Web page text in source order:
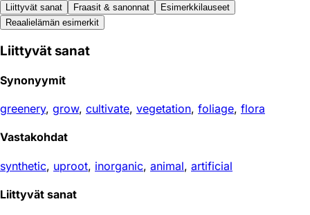
Liittyvät sanat Fraasit & sanonnat
Esimerkkilauseet
Reaali­elämän esimerkit
Liittyvät sanat
Synonyymit
greenery, grow, cultivate, vegetation, foliage, flora
Vastakohdat
synthetic, uproot, inorganic, animal, artificial
Liittyvät sanat